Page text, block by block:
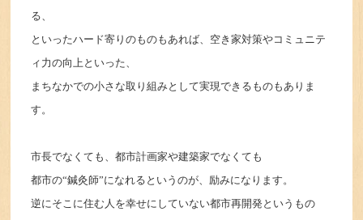
る、
といったハード寄りのものもあれば、空き家対策やコミュニテ
ィ力の向上といった、
まちなかでの小さな取り組みとして実現できるものもありま
す。
市長でなくても、都市計画家や建築家でなくても
都市の“鍼灸師”になれるというのが、励みになります。
逆にそこに住む人を幸せにしていない都市再開発というもの